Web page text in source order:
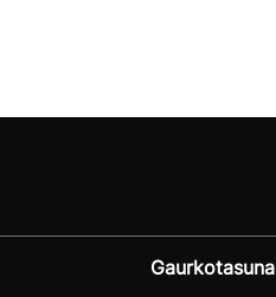
Gaurkotasuna